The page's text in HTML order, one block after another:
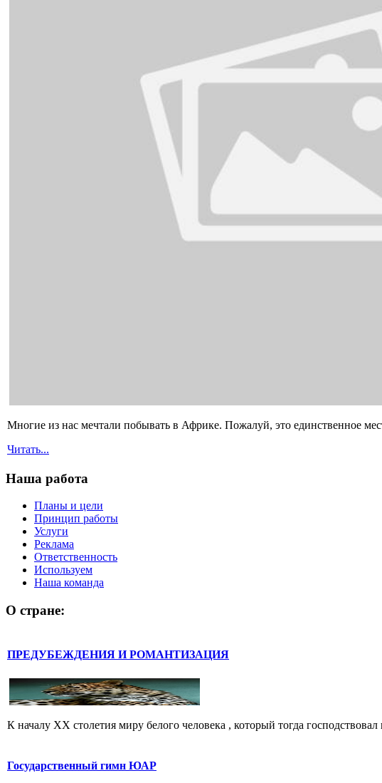
Многие из нас мечтали побывать в Африке. Пожалуй, это единственное
Читать...
Наша работа
Планы и цели
Принцип работы
Услуги
Реклама
Ответственность
Используем
Наша команда
О стране:
ПРЕДУБЕЖДЕНИЯ И РОМАНТИЗАЦИЯ
К началу XX столетия миру белого человека , который тогда
Государственный гимн ЮАР